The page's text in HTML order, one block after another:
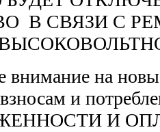
В СВЯЗИ С
внимание на
и
И